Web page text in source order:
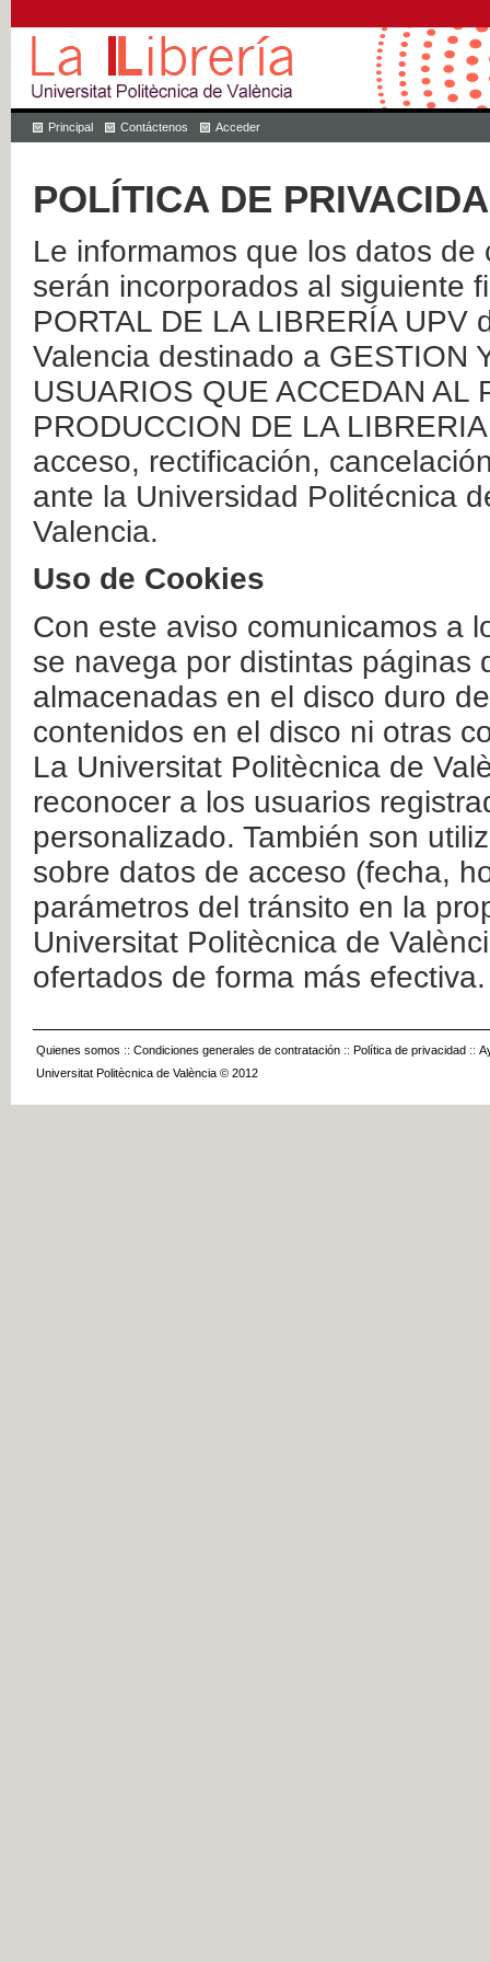
Principal Contáctenos Acceder
POLÍTICA DE
Le informamos que los datos
serán incorporados al siguiente
PORTAL DE LA LIBRERÍA
Valencia destinado a GESTION
USUARIOS QUE ACCEDAN AL
PRODUCCION DE LA
acceso, rectificación,
ante la Universidad Politécnica
Valencia.
Uso de Cookies
Con este aviso comunicamos a
se navega por distintas páginas
almacenadas en el disco duro
contenidos en el disco ni otras
La Universitat Politècnica de
reconocer a los usuarios
personalizado. También son
sobre datos de acceso (fecha,
parámetros del tránsito en la
Universitat Politècnica de
ofertados de forma más efectiva.
Quienes somos :: Condiciones generales de contratación :: Política de privacidad ::
Universitat Politècnica de València © 2012